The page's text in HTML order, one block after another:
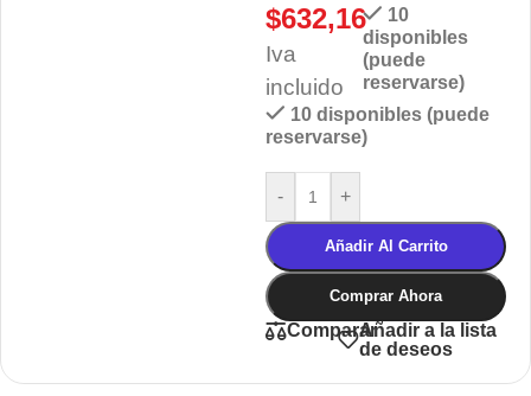
$632,16
Iva
incluido
10
disponibles
(puede
reservarse)
10 disponibles (puede
reservarse)
- +
Añadir Al Carrito
Comprar Ahora
CompararAñadir a la lista
de deseos